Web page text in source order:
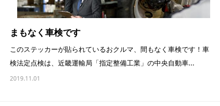
まもなく車検です
このステッカーが貼られているおクルマ、間もなく車検です！車
検法定点検は、近畿運輸局「指定整備工業」の中央自動車...
2019.11.01